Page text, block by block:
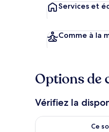
Services et
Comme à la
Options de
Vérifiez la
Ce
Vérifier la